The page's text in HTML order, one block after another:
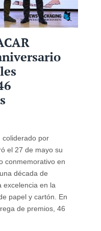
coliderado por
el 27 de mayo su
conmemorativo en
década de
excelencia en la
papel y cartón. En
de premios, 46